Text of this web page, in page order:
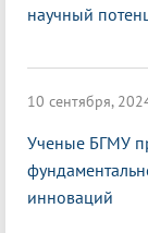
научный
10 сентября,
Ученые БГМУ
инноваций